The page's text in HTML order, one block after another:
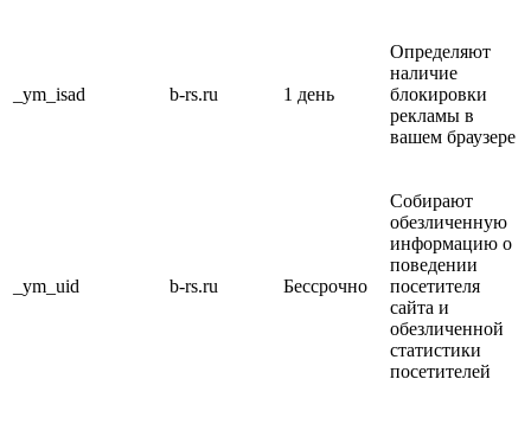
_ym_isad b-rs.ru 1 день
Определяют
наличие
блокировки
рекламы в
вашем браузере
_ym_uid b-rs.ru Бессрочно
Собирают
обезличенную
информацию о
поведении
посетителя
сайта и
обезличенной
статистики
посетителей